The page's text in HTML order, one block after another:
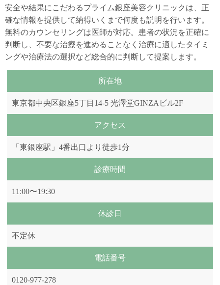
安全や結果にこだわるプライム銀座美容クリニックは、正
確な情報を提供して納得いくまで何度も説明を行います。
無料のカウンセリングは医師が対応。患者の状況を正確に
判断し、不要な治療を進めることなく治療に適したタイミ
ングや治療法の選択など総合的に判断して提案します。
所在地
東京都中央区銀座5丁目14-5 光澤堂GINZAビル2F
アクセス
「東銀座駅」4番出口より徒歩1分
診療時間
11:00〜19:30
休診日
不定休
電話番号
0120-977-278